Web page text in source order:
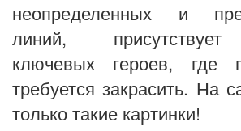
неопределенных и
линий,
ключевых героев, где
требуется закрасить. На
только такие картинки!